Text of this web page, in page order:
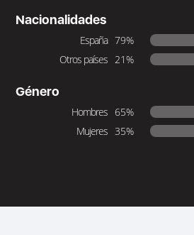
Nacionalidades
España 79%
Otros países 21%
Género
Hombres 65%
Mujeres 35%